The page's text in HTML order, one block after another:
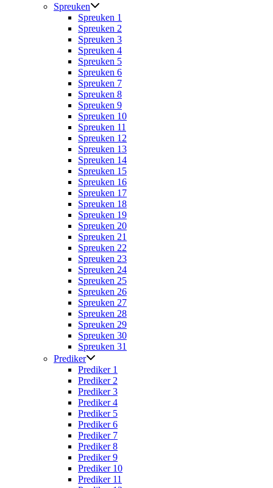
Spreuken
Spreuken 1
Spreuken 2
Spreuken 3
Spreuken 4
Spreuken 5
Spreuken 6
Spreuken 7
Spreuken 8
Spreuken 9
Spreuken 10
Spreuken 11
Spreuken 12
Spreuken 13
Spreuken 14
Spreuken 15
Spreuken 16
Spreuken 17
Spreuken 18
Spreuken 19
Spreuken 20
Spreuken 21
Spreuken 22
Spreuken 23
Spreuken 24
Spreuken 25
Spreuken 26
Spreuken 27
Spreuken 28
Spreuken 29
Spreuken 30
Spreuken 31
Prediker
Prediker 1
Prediker 2
Prediker 3
Prediker 4
Prediker 5
Prediker 6
Prediker 7
Prediker 8
Prediker 9
Prediker 10
Prediker 11